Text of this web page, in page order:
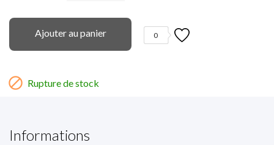
Ajouter au panier 0
 Rupture de stock
Informations